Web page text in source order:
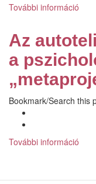
További információ
Az
a
Bookmark/Search this
További információ
és